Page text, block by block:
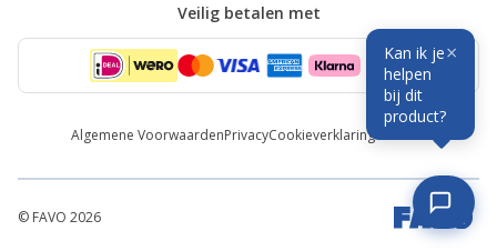
Algemene VoorwaardenPrivacyCookieverklaringCookies
Veilig betalen met
© FAVO 2026
Kan ik je
helpen
bij dit
product?
×